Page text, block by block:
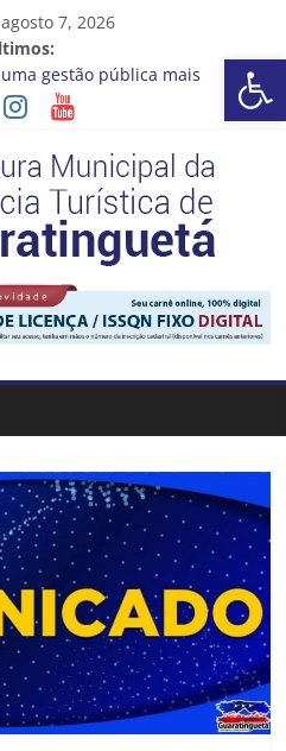
Barra de Ferramentas Aberta
7, 2026
gestão pública mais
mais perto do que você
novo cronograma dos
vacinação contra a Febre